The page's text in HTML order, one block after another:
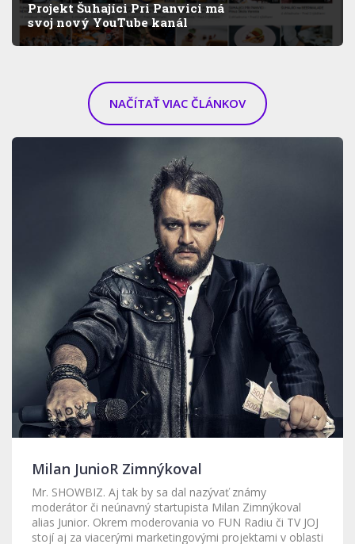
Projekt Šuhajíci Pri Panvici má
svoj nový YouTube kanál
NAČÍTAŤ VIAC ČLÁNKOV
Milan JunioR Zimnýkoval
Mr. SHOWBIZ. Aj tak by sa dal nazývať známy
moderátor či neúnavný startupista Milan Zimnýkoval
alias Junior. Okrem moderovania vo FUN Radiu či TV JOJ
stojí aj za viacerými marketingovými projektami v oblasti